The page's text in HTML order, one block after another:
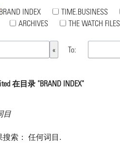
BRAND INDEX TIME.BUSINESS
ARCHIVES THE WATCH FILES
To:
在目录 "BRAND INDEX"
目
索： 任何词目 .